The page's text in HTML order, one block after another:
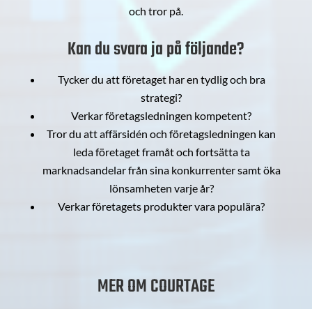
och tror på.
Kan du svara ja på följande?
Tycker du att företaget har en tydlig och bra
strategi?
Verkar företagsledningen kompetent?
Tror du att affärsidén och företagsledningen kan
leda företaget framåt och fortsätta ta
marknadsandelar från sina konkurrenter samt öka
lönsamheten varje år?
Verkar företagets produkter vara populära?
MER OM COURTAGE